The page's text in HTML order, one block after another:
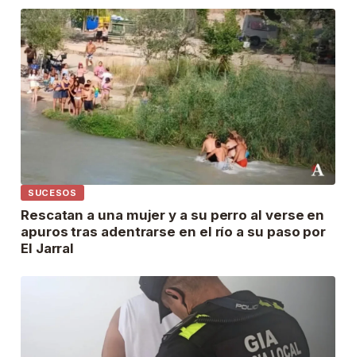
SUCESOS
Rescatan a una mujer y a su perro al verse en
apuros tras adentrarse en el río a su paso por
El Jarral